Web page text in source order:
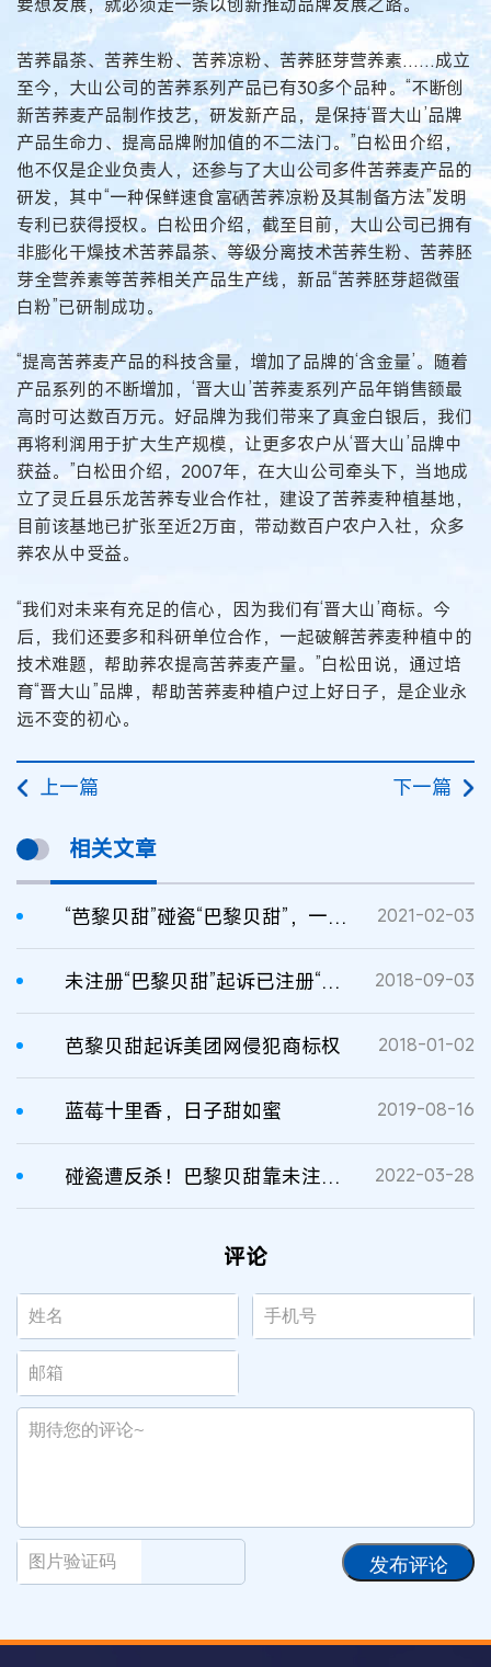
苦荞晶茶、苦荞生粉、苦荞凉粉、苦荞胚芽营养素……成立
至今，大山公司的苦荞系列产品已有30多个品种。“不断创
新苦荞麦产品制作技艺，研发新产品，是保持‘晋大山’品牌
产品生命力、提高品牌附加值的不二法门。”白松田介绍，
他不仅是企业负责人，还参与了大山公司多件苦荞麦产品的
研发，其中“一种保鲜速食富硒苦荞凉粉及其制备方法”发明
专利已获得授权。白松田介绍，截至目前，大山公司已拥有
非膨化干燥技术苦荞晶茶、等级分离技术苦荞生粉、苦荞胚
芽全营养素等苦荞相关产品生产线，新品“苦荞胚芽超微蛋
白粉”已研制成功。
“提高苦荞麦产品的科技含量，增加了品牌的‘含金量’。随着
产品系列的不断增加，‘晋大山’苦荞麦系列产品年销售额最
高时可达数百万元。好品牌为我们带来了真金白银后，我们
再将利润用于扩大生产规模，让更多农户从‘晋大山’品牌中
获益。”白松田介绍，2007年，在大山公司牵头下，当地成
立了灵丘县乐龙苦荞专业合作社，建设了苦荞麦种植基地，
目前该基地已扩张至近2万亩，带动数百户农户入社，众多
荞农从中受益。
“我们对未来有充足的信心，因为我们有‘晋大山’商标。今
后，我们还要多和科研单位合作，一起破解苦荞麦种植中的
技术难题，帮助荞农提高苦荞麦产量。”白松田说，通过培
育“晋大山”品牌，帮助苦荞麦种植户过上好日子，是企业永
远不变的初心。
上一篇 下一篇
相关文章
“芭黎贝甜”碰瓷“巴黎贝甜”，一审判赔150万 2021-02-03
未注册“巴黎贝甜”起诉已注册“芭黎贝甜”侵权及不正当竞争 2018-09-03
芭黎贝甜起诉美团网侵犯商标权 2018-01-02
蓝莓十里香，日子甜如蜜 2019-08-16
碰瓷遭反杀！巴黎贝甜靠未注册商标打赢商标侵权案 2022-03-28
评论
发布评论